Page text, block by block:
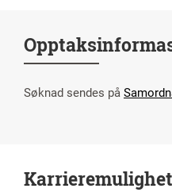
Søknad sendes på